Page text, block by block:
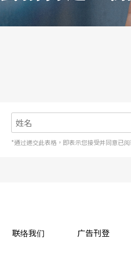
*通过递交此表格，即表示您接受并同意已
联络我们 广告刊登